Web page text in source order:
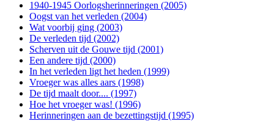
1940-1945 Oorlogsherinneringen (2005)
Oogst van het verleden (2004)
Wat voorbij ging (2003)
De verleden tijd (2002)
Scherven uit de Gouwe tijd (2001)
Een andere tijd (2000)
In het verleden ligt het heden (1999)
Vroeger was alles aars (1998)
De tijd maalt door.... (1997)
Hoe het vroeger was! (1996)
Herinneringen aan de bezettingstijd (1995)